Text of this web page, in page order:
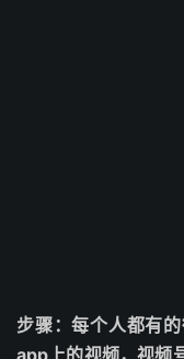
步骤：每个人都有